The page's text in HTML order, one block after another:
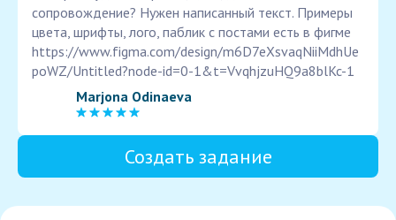
сопровождение? Нужен написанный текст. Примеры
цвета, шрифты, лого, паблик с постами есть в фигме
https://www.figma.com/design/m6D7eXsvaqNiiMdhUe
poWZ/Untitled?node-id=0-1&t=VvqhjzuHQ9a8blKc-1
Marjona Odinaeva
Создать задание